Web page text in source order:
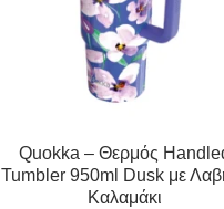
Quokka – Θερμός
Tumbler 950ml Dusk με
Καλαμάκι